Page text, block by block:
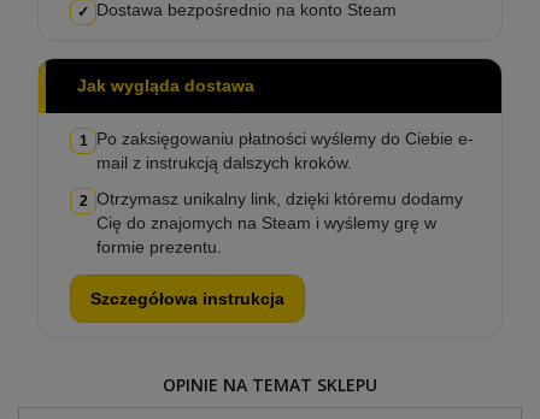
✓ Dostawa bezpośrednio na konto Steam
Jak wygląda dostawa
1
Po zaksięgowaniu płatności wyślemy do Ciebie e-
mail z instrukcją dalszych kroków.
2 Otrzymasz unikalny link, dzięki któremu dodamy
Cię do znajomych na Steam i wyślemy grę w
formie prezentu.
Szczegółowa instrukcja
OPINIE NA TEMAT SKLEPU